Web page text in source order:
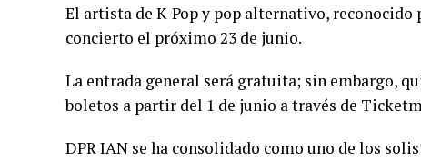
El artista de K-Pop y pop alternativo,
concierto el próximo 23 de junio.
La entrada general será gratuita; sin embargo,
boletos a partir del 1 de junio a través de
DPR IAN se ha consolidado como uno de los